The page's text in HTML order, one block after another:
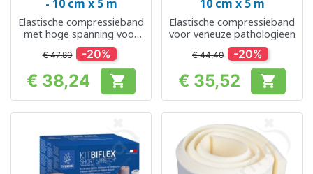
- 10 cm x 5 m
Elastische compressieband
met hoge spanning voor
veneuze pathologieën
€ 47,80 -20%
Prijs
€ 38,24 
10 cm x 5 m
Elastische compressieband
voor veneuze pathologieën
€ 44,40 -20%
Prijs
€ 35,52 